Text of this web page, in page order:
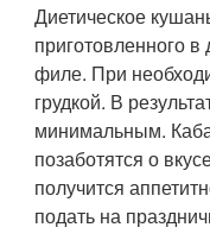
Диетическое
приготовленного
филе. При
грудкой. В
минимальным.
позаботятся о
получится
подать на